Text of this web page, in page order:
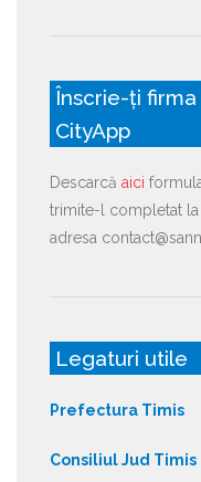
Înscrie-ți
CityApp
Descarcă aici
trimite-l completat la
adresa
Legaturi utile
Prefectura Timis
Consiliul Jud Timis